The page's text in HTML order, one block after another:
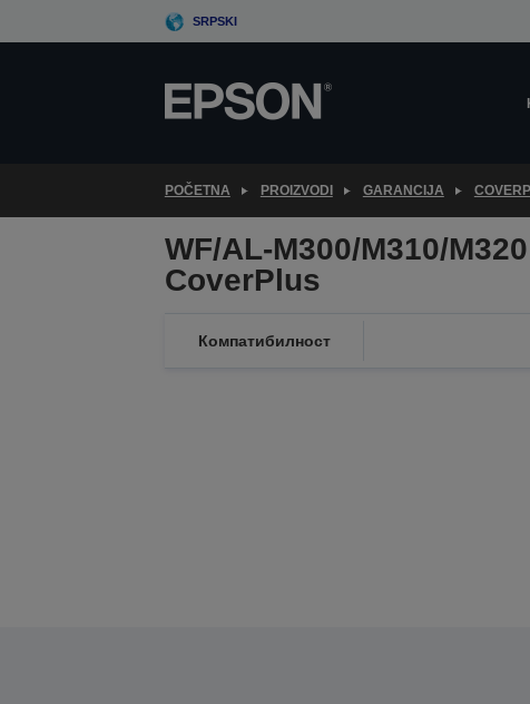
to
SRPSKI
POČETNA PROIZVODI GARANCIJA
WF/AL-M300/M310/
CoverPlus
Компатибилност